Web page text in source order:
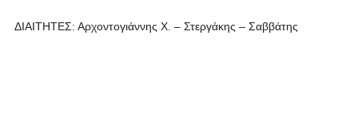
ΔΙΑΙΤΗΤΕΣ: Αρχοντογιάννης Χ. – Στεργάκης – Σαββάτης